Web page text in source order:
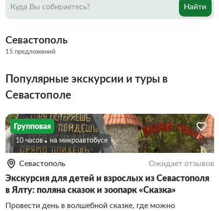
Найти
Севастополь
15 предложений
Популярные экскурсии и туры в
Севастополе
Групповая
10 часов На микроавтобусе
Севастополь Ожидает отзывов
Экскурсия для детей и взрослых из Севастополя
в Ялту: поляна сказок и зоопарк «Сказка»
Провести день в волшебной сказке, где можно